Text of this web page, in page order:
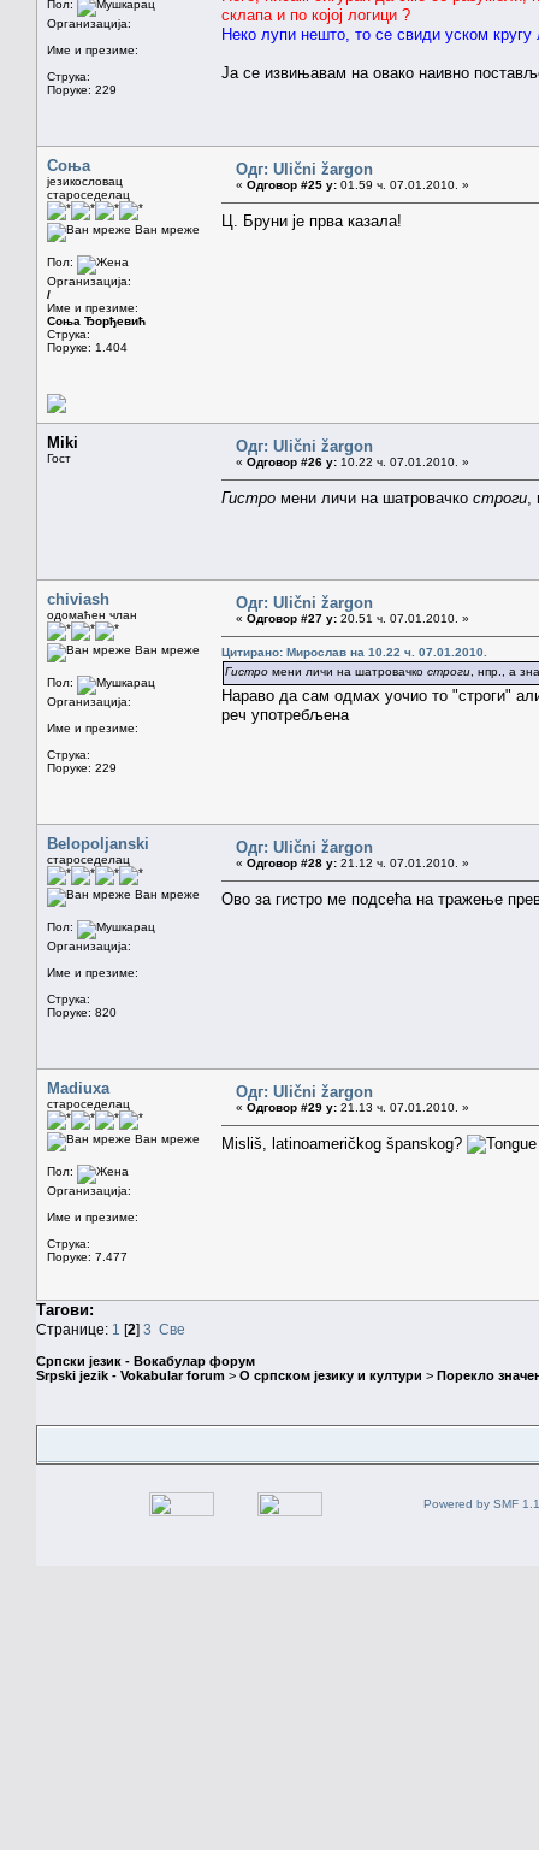
Пол:
Организација:
Име и презиме:
Струка:
Поруке: 229
склапа и по којој логици ?
Неко лупи нешто, то се свиди уском
Ја се извињавам на овако наивно
Соња
језикословац
староседелац
Ван мреже
Пол:
Организација:
/
Име и презиме:
Соња Ђорђевић
Струка:
Поруке: 1.404
Одг: Ulični žargon
« Одговор #25 у: 01.59 ч. 07.01.2010. »
Ц. Бруни је прва казала!
Miki
Гост
Одг: Ulični žargon
« Одговор #26 у: 10.22 ч. 07.01.2010. »
Гистро мени личи на шатровачко строги
chiviash
одомаћен члан
Ван мреже
Пол:
Организација:
Име и презиме:
Струка:
Поруке: 229
Одг: Ulični žargon
« Одговор #27 у: 20.51 ч. 07.01.2010. »
Цитирано: Мирослав на 10.22 ч. 07.01.2010.
Гистро мени личи на шатровачко строги , нпр., а
Нараво да сам одмах уочио то "строги"
реч употребљена
Belopoljanski
староседелац
Ван мреже
Пол:
Организација:
Име и презиме:
Струка:
Поруке: 820
Одг: Ulični žargon
« Одговор #28 у: 21.12 ч. 07.01.2010. »
Ово за гистро ме подсећа на тражење
Madiuxa
староседелац
Ван мреже
Пол:
Организација:
Име и презиме:
Струка:
Поруке: 7.477
Одг: Ulični žargon
« Одговор #29 у: 21.13 ч. 07.01.2010. »
Misliš, latinoameričkog španskog?
Тагови:
Странице: 1 [2] 3 Све
Српски језик - Вокабулар форум
Srpski jezik - Vokabular forum > О српском језику и култури > Порекло
Powered by SMF